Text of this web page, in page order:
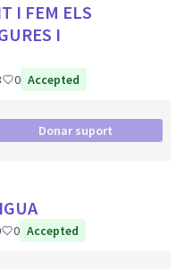
I FEM ELS
I
0 Accepted
Donar suport
0 Accepted